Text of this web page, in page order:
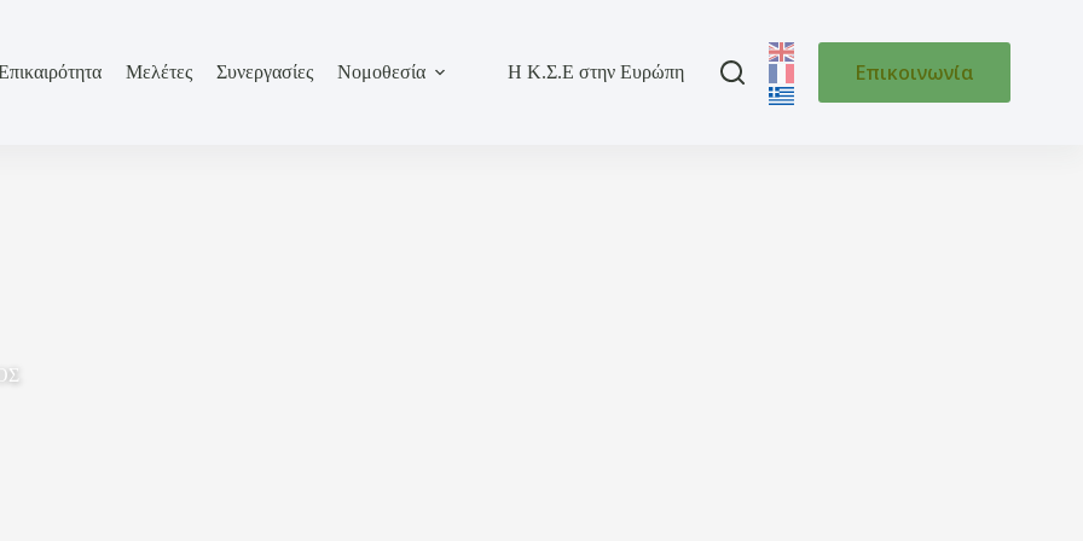
Μελέτες Συνεργασίες Νομοθεσία Η Κ.Σ.Ε στην Ευρώπη Επικοινωνία